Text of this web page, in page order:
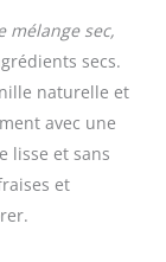
mélange sec,
secs.
naturelle et
avec une
lisse et sans
et